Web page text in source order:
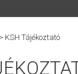
> KSH Tájékoztató